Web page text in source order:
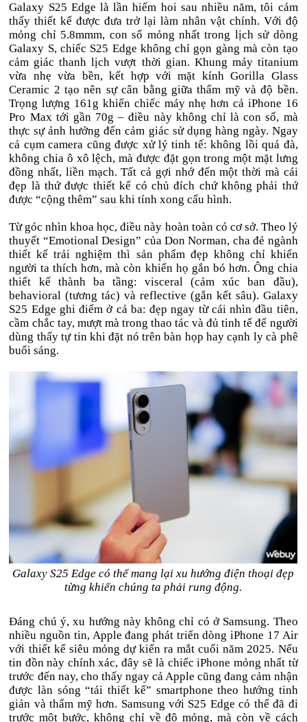
Galaxy S25 Edge là lần hiếm hoi sau nhiều năm, tôi cảm
thấy thiết kế được đưa trở lại làm nhân vật chính. Với độ
mỏng chỉ 5.8mmm, con số mỏng nhất trong lịch sử dòng
Galaxy S, chiếc S25 Edge không chỉ gọn gàng mà còn tạo
cảm giác thanh lịch vượt thời gian. Khung máy titanium
vừa nhẹ vừa bền, kết hợp với mặt kính Gorilla Glass
Ceramic 2 tạo nên sự cân bằng giữa thẩm mỹ và độ bền.
Trọng lượng 161g khiến chiếc máy nhẹ hơn cả iPhone 16
Pro Max tới gần 70g – điều này không chỉ là con số, mà
thực sự ảnh hưởng đến cảm giác sử dụng hàng ngày. Ngay
cả cụm camera cũng được xử lý tinh tế: không lồi quá đà,
không chia ô xô lệch, mà được đặt gọn trong một mặt lưng
đồng nhất, liền mạch. Tất cả gợi nhớ đến một thời mà cái
đẹp là thứ được thiết kế có chủ đích chứ không phải thứ
được “cộng thêm” sau khi tính xong cấu hình.
Từ góc nhìn khoa học, điều này hoàn toàn có cơ sở. Theo lý
thuyết “Emotional Design” của Don Norman, cha đẻ ngành
thiết kế trải nghiệm thì sản phẩm đẹp không chỉ khiến
người ta thích hơn, mà còn khiến họ gắn bó hơn. Ông chia
thiết kế thành ba tầng: visceral (cảm xúc ban đầu),
behavioral (tương tác) và reflective (gắn kết sâu). Galaxy
S25 Edge ghi điểm ở cả ba: đẹp ngay từ cái nhìn đầu tiên,
cầm chắc tay, mượt mà trong thao tác và đủ tinh tế để người
dùng thấy tự tin khi đặt nó trên bàn họp hay cạnh ly cà phê
buổi sáng.
Galaxy S25 Edge có thể mang lại xu hướng điện thoại đẹp
từng khiến chúng ta phải rung động.
Đáng chú ý, xu hướng này không chỉ có ở Samsung. Theo
nhiều nguồn tin, Apple đang phát triển dòng iPhone 17 Air
với thiết kế siêu mỏng dự kiến ra mắt cuối năm 2025. Nếu
tin đồn này chính xác, đây sẽ là chiếc iPhone mỏng nhất từ
trước đến nay, cho thấy ngay cả Apple cũng đang cảm nhận
được làn sóng “tái thiết kế” smartphone theo hướng tinh
giản và thẩm mỹ hơn. Samsung với S25 Edge có thể đã đi
trước một bước, không chỉ về độ mỏng, mà còn về cách